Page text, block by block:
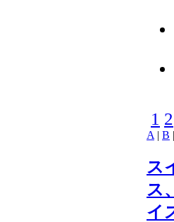
1 2
A | B |
ス
ス
イ